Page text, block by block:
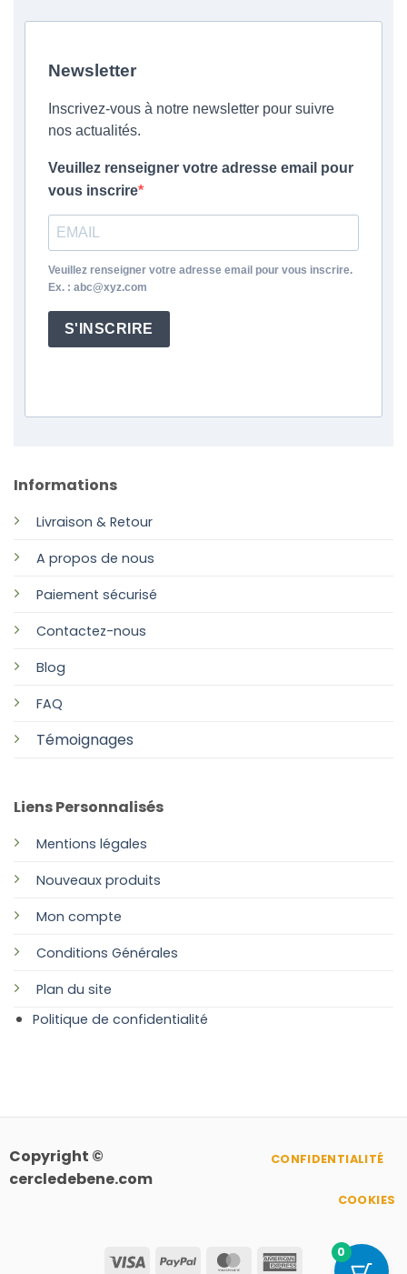
Informations
Livraison & Retour
A propos de nous
Paiement sécurisé
Contactez-nous
Blog
FAQ
Témoignages
Liens Personnalisés
Mentions légales
Nouveaux produits
Mon compte
Conditions Générales
Plan du site
Politique de confidentialité
Newsletter
Inscrivez-vous à notre newsletter pour suivre
nos actualités.
Veuillez renseigner votre adresse email pour
vous inscrire
Veuillez renseigner votre adresse email pour vous inscrire.
Ex. : abc@xyz.com
S'INSCRIRE
Copyright ©
cercledebene.com
Visa PayPal MasterCardAmerican
CONFIDENTIALITÉ
COOKIES
0